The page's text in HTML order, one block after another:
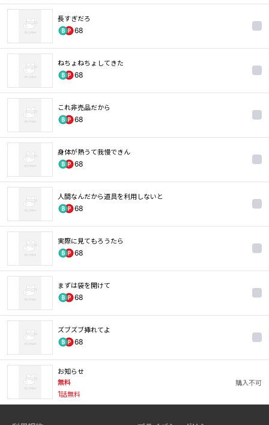
長すぎだろ
68
ねちょねちょしてきた
68
これ非売品だから
68
身体が熱うて我慢できん
68
人間なんだから道具を利用しないと
68
実際に見てもろうたら
68
まずは袋を開けて
68
ズブズブ挿れてよ
68
お知らせ
無料
1話無料
購入不可